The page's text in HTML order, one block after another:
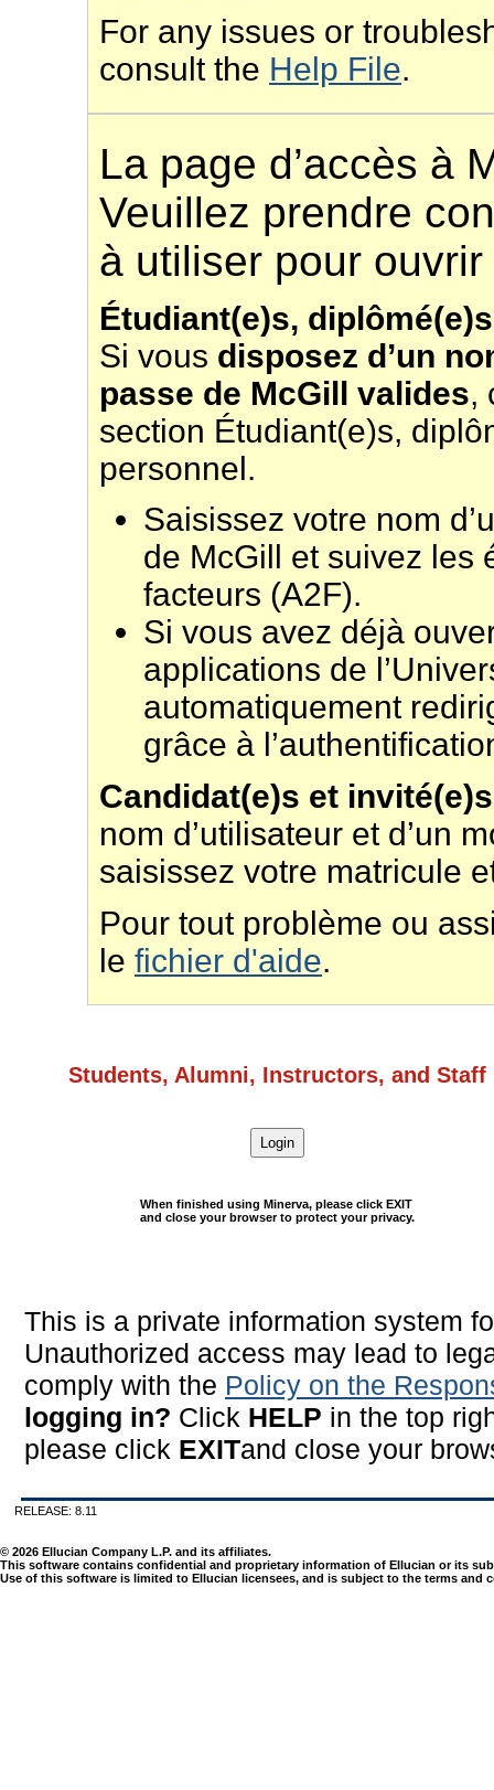
For any issues or
consult the Help File.
La page d’accès à
Veuillez prendre
à utiliser pour
Étudiant(e)s,
Si vous disposez d’un
passe de McGill valides,
section Étudiant(e)s,
personnel.
Saisissez votre nom
de McGill et suivez les
facteurs (A2F).
Si vous avez déjà
applications de
automatiquement
grâce à
Candidat(e)s et invité(e)s
nom d’utilisateur et d’un
saisissez votre matricule
Pour tout problème ou
le fichier d'aide.
Students, Alumni, Instructors, and Staff
Login
When finished using Minerva, please click EXIT
and close your browser to protect your privacy.
This is a private information system
Unauthorized access may lead to
comply with the Policy on the
logging in? Click HELP in the top
please click EXITand close your
RELEASE: 8.11
© 2026 Ellucian Company L.P. and its affiliates.
This software contains confidential and proprietary information of Ellucian or its
Use of this software is limited to Ellucian licensees, and is subject to the terms